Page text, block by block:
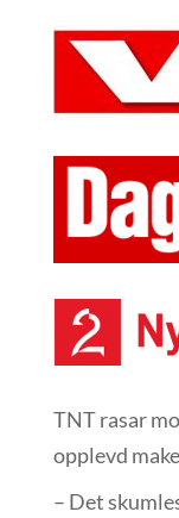
TNT rasar
opplevd
– Det